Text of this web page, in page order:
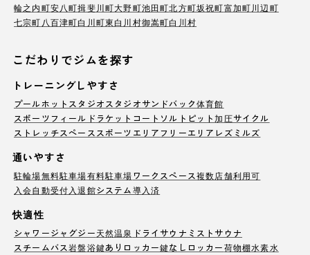
輪之内町安八町揖斐川町大野町池田町北方町坂祝町富加町川辺町
七宗町八百津町白川町東白川村御嵩町白川村
こだわりでジムを探す
トレーニングしやすさ
プールホットスタジオスタジオサンドバック体育館
スポーツフィールド ラケットコート ソルトピット加圧サイクル
ストレッチスペーススポーツエリア フリーエリア レズミルズ
通いやすさ
駐輪場無料駐車場有料駐車場ワークスペース複数店舗利用可
入会自動受付入退館システム導入済
快適性
シャワージャグジー天然温泉 ドライサウナ ミストサウナ
スチームバス岩盤浴鍵ありロッカー鍵なしロッカー荷物棚水素水